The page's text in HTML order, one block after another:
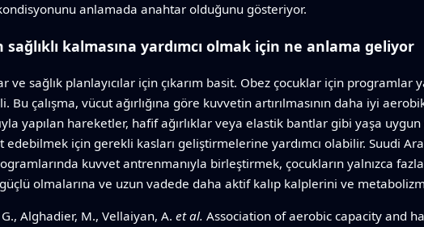
anlamada anahtar olduğunu gösteriyor.
sağlıklı kalmasına yardımcı olmak için ne anlama geliyor
ve sağlık planlayıcılar için çıkarım basit. Obez çocuklar için programlar
Bu çalışma, vücut ağırlığına göre kuvvetin artırılmasının daha iyi
yapılan hareketler, hafif ağırlıklar veya elastik bantlar gibi yaşa
edebilmek için gerekli kasları geliştirmelerine yardımcı olabilir. Suudi
kuvvet antrenmanıyla birleştirmek, çocukların yalnızca
olmalarına ve uzun vadede daha aktif kalıp kalplerini ve
Alghadier, M., Vellaiyan, A. et al. Association of aerobic capacity and